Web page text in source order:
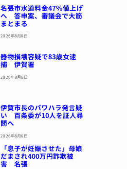
名張市水道料金47％値上げ
へ 答申案、審議会で大筋
まとまる
2026年8月6日
器物損壊容疑で83歳女逮
捕 伊賀署
2026年8月6日
伊賀市長のパワハラ発言疑
い 百条委が10人を証人尋
問へ
2026年8月6日
「息子が妊娠させた」母娘
だまされ400万円詐欺被
害 名張